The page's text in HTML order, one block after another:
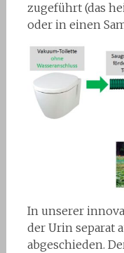
zugeführt (das
oder in einen
In unserer
der Urin separat
abgeschieden.